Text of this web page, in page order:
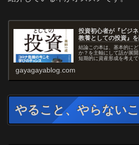
投資初心者が『ビジ
教養としての投資』
結論この本は、基本的に
か？を主軸にして話が展
短期的に資産形成を考え
gayagayablog.com
やること、やらない